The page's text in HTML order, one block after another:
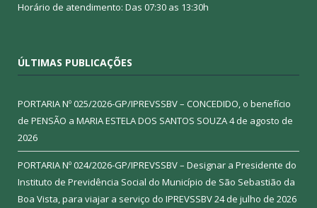
Horário de atendimento: Das 07:30 as 13:30h
ÚLTIMAS PUBLICAÇÕES
PORTARIA Nº 025/2026-GP/IPREVSSBV – CONCEDIDO, o benefício
de PENSÃO a MARIA ESTELA DOS SANTOS SOUZA4 de agosto de
2026
PORTARIA Nº 024/2026-GP/IPREVSSBV – Designar a Presidente do
Instituto de Previdência Social do Município de São Sebastião da
Boa Vista, para viajar a serviço do IPREVSSBV24 de julho de 2026